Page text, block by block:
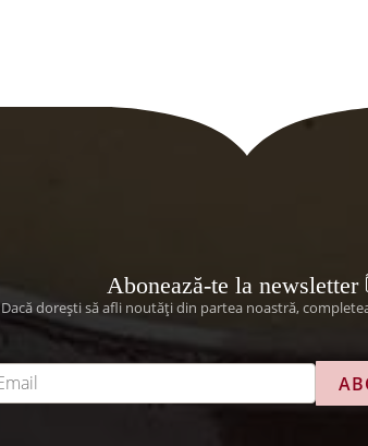
alese
Abonează-te la newsletter
Dacă dorești să afli noutăți din partea noastră,